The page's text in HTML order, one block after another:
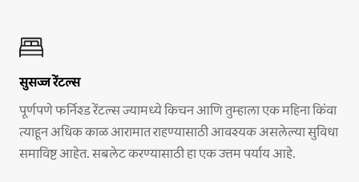
सुसज्ज रेंटल्स
पूर्णपणे फर्निश्ड रेंटल्स ज्यामध्ये किचन आणि तुम्हाला एक महिना किंवा
त्याहून अधिक काळ आरामात राहण्यासाठी आवश्यक असलेल्या सुविधा
समाविष्ट आहेत. सबलेट करण्यासाठी हा एक उत्तम पर्याय आहे.